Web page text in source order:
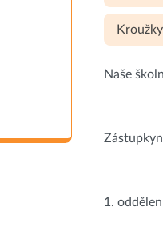
Kroužky
Naše
1.